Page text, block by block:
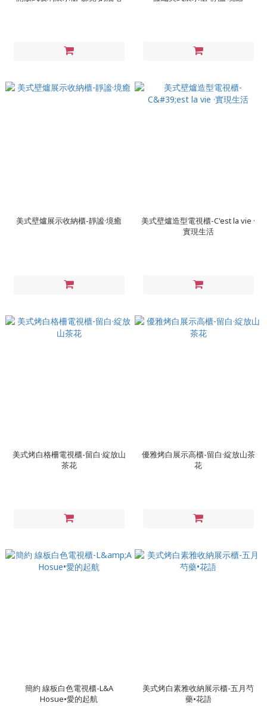
美式壁爐展示收納櫃-靜謐·境癒
美式壁爐造型電視櫃-C'est la vie ·
實現生活
美式烤白格柵電視櫃-留白·綻放山
茶花
優雅烤白展示高櫃-留白·綻放山茶
花
簡約 線板白色電視櫃-L&A
Hosue•愛的起航
美式烤白素雅收納展示櫃-五月芍
藥•花語